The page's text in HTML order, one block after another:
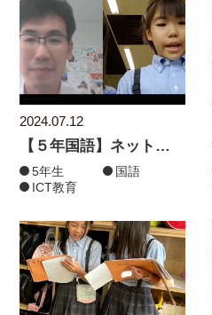
2024.07.12
【５年国語】ネットインタビューをしよう
5年生
国語
ICT教育